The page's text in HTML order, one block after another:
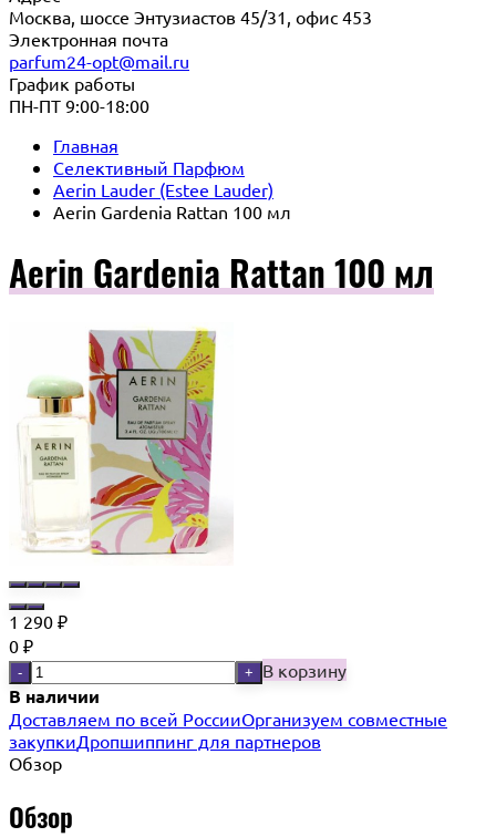
Москва, шоссе Энтузиастов 45/31, офис 453
Электронная почта
parfum24-opt@mail.ru
График работы
ПН-ПТ 9:00-18:00
Главная
Селективный Парфюм
Aerin Lauder (Estee Lauder)
Aerin Gardenia Rattan 100 мл
Aerin Gardenia Rattan 100 мл
1 290 ₽
0 ₽
- + В корзину
В наличии
Доставляем по всей РоссииОрганизуем совместные
закупкиДропшиппинг для партнеров
Обзор
Обзор